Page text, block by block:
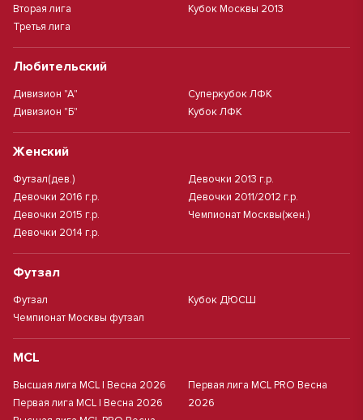
Вторая лига
Третья лига
Кубок Москвы 2013
Любительский
Дивизион "А"
Дивизион "Б"
Суперкубок ЛФК
Кубок ЛФК
Женский
Футзал(дев.)
Девочки 2016 г.р.
Девочки 2015 г.р.
Девочки 2014 г.р.
Девочки 2013 г.р.
Девочки 2011/2012 г.р.
Чемпионат Москвы(жен.)
Футзал
Футзал
Чемпионат Москвы футзал
Кубок ДЮСШ
MCL
Высшая лига MCL | Весна 2026
Первая лига MCL | Весна 2026
Первая лига MCL PRO Весна
2026